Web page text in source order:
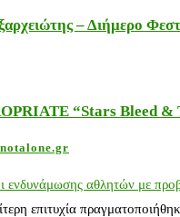
– Διήμερο
“Stars Bleed &
ενδυνάμωσης αθλητών με
επιτυχία